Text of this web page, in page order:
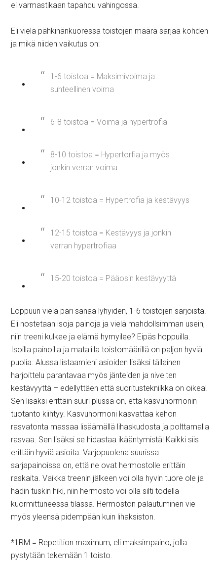
ei varmastikaan tapahdu vahingossa.
Eli vielä pähkinänkuoressa toistojen määrä sarjaa kohden
ja mikä niiden vaikutus on:
1-6 toistoa = Maksimivoima ja
suhteellinen voima
6-8 toistoa = Voima ja hypertrofia
8-10 toistoa = Hypertorfia ja myös
jonkin verran voima
10-12 toistoa = Hypertrofia ja kestävyys
12-15 toistoa = Kestävyys ja jonkin
verran hypertrofiaa
15-20 toistoa = Pääosin kestävyyttä
Loppuun vielä pari sanaa lyhyiden, 1-6 toistojen sarjoista.
Eli nostetaan isoja painoja ja vielä mahdollsimman usein,
niin treeni kulkee ja elämä hymyilee? Eipäs hoppuilla.
Isoilla painoilla ja matalilla toistomäärillä on paljon hyviä
puolia. Alussa listaamieni asioiden lisäksi tällainen
harjoittelu parantavaa myös jänteiden ja nivelten
kestävyyttä – edellyttäen että suoritustekniikka on oikea!
Sen lisäksi erittäin suuri plussa on, että kasvuhormonin
tuotanto kiihtyy. Kasvuhormoni kasvattaa kehon
rasvatonta massaa lisäämällä lihaskudosta ja polttamalla
rasvaa. Sen lisäksi se hidastaa ikääntymistä! Kaikki siis
erittäin hyviä asioita. Varjopuolena suurissa
sarjapainoissa on, että ne ovat hermostolle erittäin
raskaita. Vaikka treenin jälkeen voi olla hyvin tuore ole ja
hädin tuskin hiki, niin hermosto voi olla silti todella
kuormittuneessa tilassa. Hermoston palautuminen vie
myös yleensä pidempään kuin lihaksiston.
*1RM = Repetition maximum, eli maksimpaino, jolla
pystytään tekemään 1 toisto.